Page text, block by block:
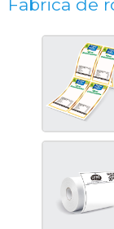
Fabrica de